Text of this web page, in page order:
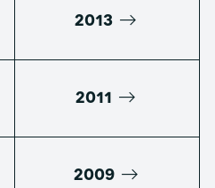
2013
2011
2009